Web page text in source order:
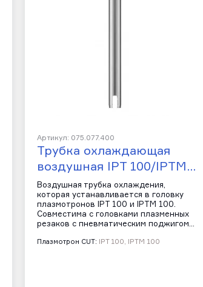
Артикул: 075.077.400
Трубка охлаждающая
воздушная IPT 100/IPTM…
Воздушная трубка охлаждения,
которая устанавливается в головку
плазмотронов IPT 100 и IPTM 100.
Совместима с головками плазменных
резаков с пневматическим поджигом…
Плазмотрон CUT: IPT 100, IPTM 100